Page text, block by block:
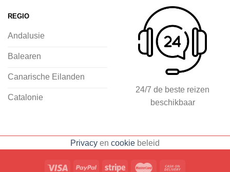
vliegvakantie zoeken en boeken bij
2Spanje.nl, met een team dat altijd
klaarstaat om eventuele vragen te
beantwoorden en ervoor te zorgen dat
jij met een gerust hart op vakantie kunt
accommodaties: resorts, hotels en
REGIO
Andalusie
Balearen
Canarische Eilanden
Catalonie
24/7 de beste reizen
beschikbaar
Privacy en cookie beleid